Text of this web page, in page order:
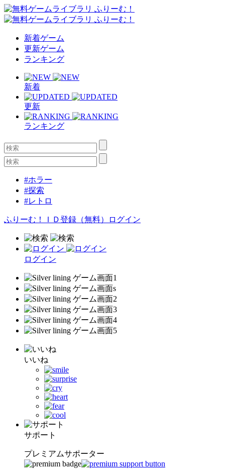
新着ゲーム
更新ゲーム
ランキング
新着
更新
ランキング
#ホラー
#探索
#レトロ
ふりーむ！ＩＤ登録（無料） ログイン
ログイン
いいね
サポート
プレミアムサポーター